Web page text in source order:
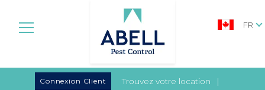
Connexion Client Trouvez votre location
FR
|